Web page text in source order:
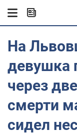
На
девушка
через
смерти
сидел